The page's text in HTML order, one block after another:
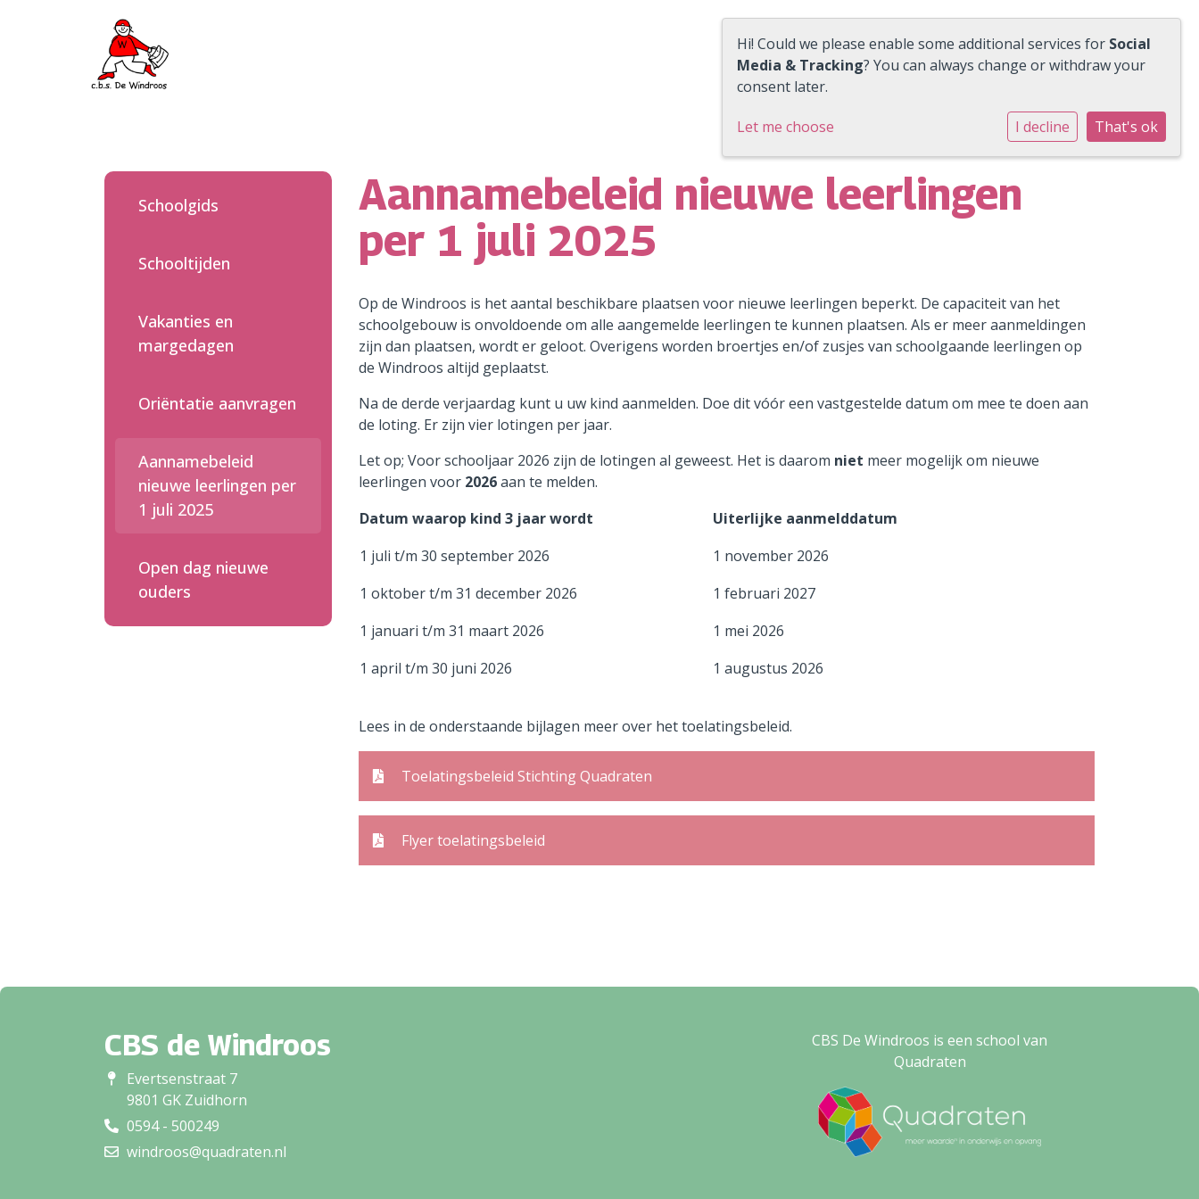
Onze school
Ons onderwijs
Praktische informatie
Schoolgids
Schooltijden
Vakanties en
margedagen
Oriëntatie aanvragen
Aannamebeleid
nieuwe leerlingen per
1 juli 2025
Open dag nieuwe
ouders
Aannamebeleid nieuwe leerlingen
per 1 juli 2025
Op de Windroos is het aantal beschikbare plaatsen voor nieuwe leerlingen beperkt. De capaciteit van het
schoolgebouw is onvoldoende om alle aangemelde leerlingen te kunnen plaatsen. Als er meer aanmeldingen
zijn dan plaatsen, wordt er geloot. Overigens worden broertjes en/of zusjes van schoolgaande leerlingen op
de Windroos altijd geplaatst.
Na de derde verjaardag kunt u uw kind aanmelden. Doe dit vóór een vastgestelde datum om mee te doen aan
de loting. Er zijn vier lotingen per jaar.
Let op; Voor schooljaar 2026 zijn de lotingen al geweest. Het is daarom niet meer mogelijk om nieuwe
leerlingen voor 2026aan te melden.
Datum waarop kind 3 jaar wordt
Uiterlijke aanmelddatum
1 juli t/m 30 september 2026
1 november 2026
1 oktober t/m 31 december 2026
1 februari 2027
1 januari t/m 31 maart 2026
1 mei 2026
1 april t/m 30 juni 2026
1 augustus 2026
Lees in de onderstaande bijlagen meer over het toelatingsbeleid.
Toelatingsbeleid Stichting Quadraten
Flyer toelatingsbeleid
CBS de Windroos
Evertsenstraat 7
9801 GK Zuidhorn
0594 - 500249
windroos@quadraten.nl
CBS De Windroos is een school van
Quadraten
Hi! Could we please enable some additional services for Social
Media & Tracking? You can always change or withdraw your
consent later.
Let me choose I decline That's ok